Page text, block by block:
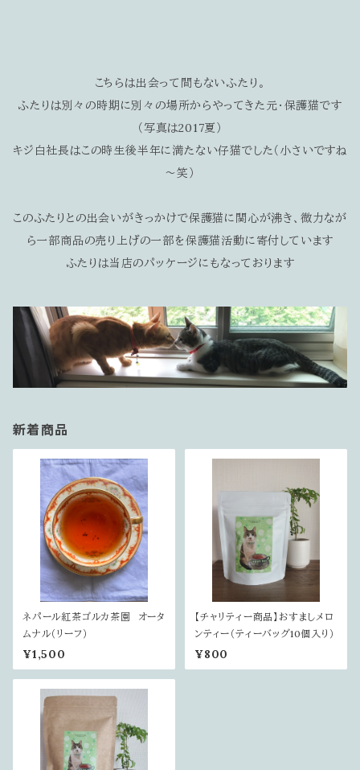
こちらは出会って間もないふたり。
ふたりは別々の時期に別々の場所からやってきた元・保護猫です
（写真は2017夏）
キジ白社長はこの時生後半年に満たない仔猫でした（小さいですね
～笑）
このふたりとの出会いがきっかけで保護猫に関心が沸き、微力なが
ら一部商品の売り上げの一部を保護猫活動に寄付しています
ふたりは当店のパッケージにもなっております
新着商品
ネパール紅茶ゴルカ茶園 オータ
ムナル（リーフ）
¥1,500
【チャリティー商品】おすましメロ
ンティー（ティーバッグ10個入り）
¥800